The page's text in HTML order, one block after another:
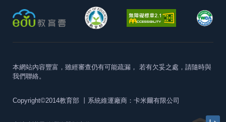
本網站內容豐富，雖經審查仍有可能疏漏， 若有欠妥之處，請隨時與
我們聯絡。
Copyright©2014教育部 丨系統維運廠商：卡米爾有限公司